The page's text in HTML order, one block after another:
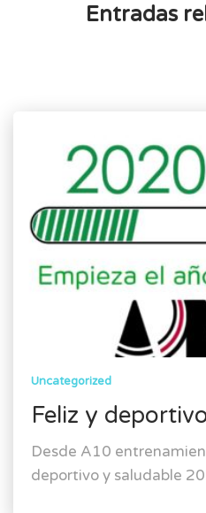
Entradas
Uncategorized
Feliz y
Desde A10
deportivo y saludable